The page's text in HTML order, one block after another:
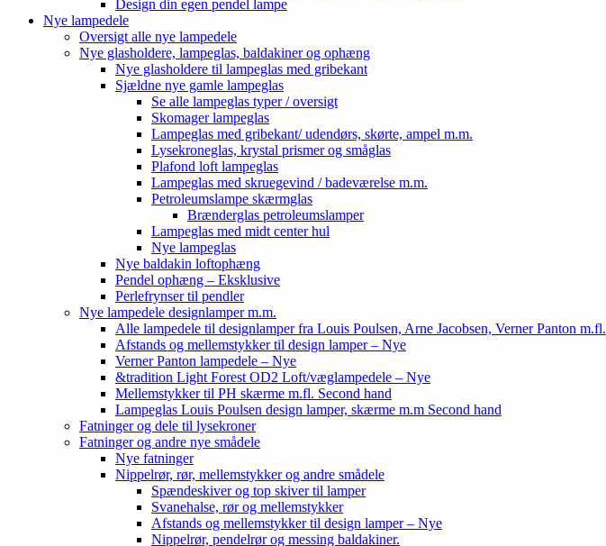
Design din egen pendel lampe
Nye lampedele
Oversigt alle nye lampedele
Nye glasholdere, lampeglas, baldakiner og ophæng
Nye glasholdere til lampeglas med gribekant
Sjældne nye gamle lampeglas
Se alle lampeglas typer / oversigt
Skomager lampeglas
Lampeglas med gribekant/ udendørs, skørte, ampel m.m.
Lysekroneglas, krystal prismer og småglas
Plafond loft lampeglas
Lampeglas med skruegevind / badeværelse m.m.
Petroleumslampe skærmglas
Brænderglas petroleumslamper
Lampeglas med midt center hul
Nye lampeglas
Nye baldakin loftophæng
Pendel ophæng – Eksklusive
Perlefrynser til pendler
Nye lampedele designlamper m.m.
Alle lampedele til designlamper fra Louis Poulsen, Arne Jacobsen, Verner Panton m.fl.
Afstands og mellemstykker til design lamper – Nye
Verner Panton lampedele – Nye
&tradition Light Forest OD2 Loft/væglampedele – Nye
Mellemstykker til PH skærme m.fl. Second hand
Lampeglas Louis Poulsen design lamper, skærme m.m Second hand
Fatninger og dele til lysekroner
Fatninger og andre nye smådele
Nye fatninger
Nippelrør, rør, mellemstykker og andre smådele
Spændeskiver og top skiver til lamper
Svanehalse, rør og mellemstykker
Afstands og mellemstykker til design lamper – Nye
Nippelrør, pendelrør og messing baldakiner.